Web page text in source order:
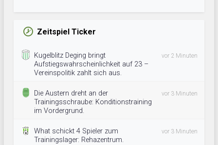
Zeitspiel Ticker
Kugelblitz Deging bringt
Aufstiegswahrscheinlichkeit auf 23 –
Vereinspolitik zahlt sich aus.
vor 2 Minuten
Die Austern dreht an der
Trainingsschraube: Konditionstraining
im Vordergrund.
vor 3 Minuten
What schickt 4 Spieler zum
Trainingslager: Rehazentrum.
vor 3 Minuten